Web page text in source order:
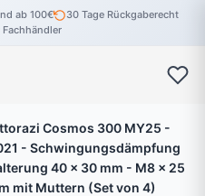
ab 100€
30 Tage Rückgaberecht
Cosmos 300 MY25 -
- Schwingungsdämpfung
40 x 30 mm - M8 x 25
mit Muttern (Set von 4)